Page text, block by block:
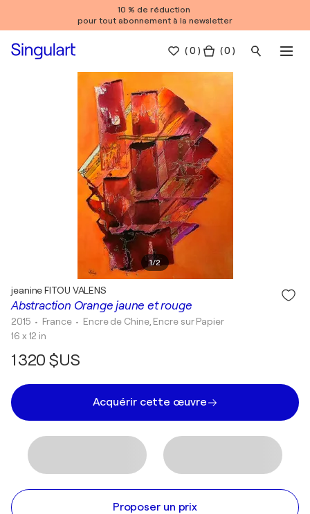
10 % de réduction
pour tout abonnement à la newsletter
(0 ) ( 0 )
1/2
Abstraction Orange jaune et rouge
jeanine FITOU VALENS
2015 • France • Encre de Chine, Encre sur Papier
16 x 12 in
1 320 $US
Acquérir cette œuvre
Proposer un prix